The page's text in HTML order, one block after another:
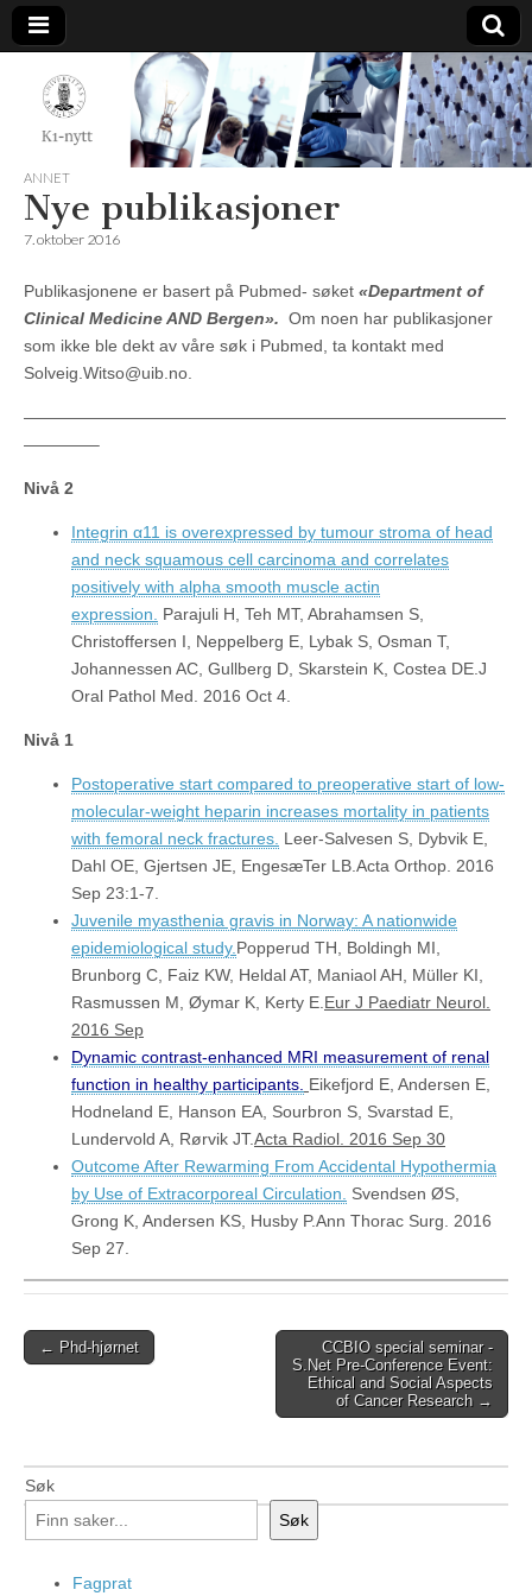
K1-
Nytt
ANNET
Nye publikasjoner
7. oktober 2016
Publikasjonene er basert på Pubmed- søket «Department of
Clinical Medicine AND Bergen». Om noen har publikasjoner
som ikke ble dekt av våre søk i Pubmed, ta kontakt med
Solveig.Witso@uib.no.
—————————————————————————————
————–
Nivå 2
Integrin α11 is overexpressed by tumour stroma of head
and neck squamous cell carcinoma and correlates
positively with alpha smooth muscle actin
expression. Parajuli H, Teh MT, Abrahamsen S,
Christoffersen I, Neppelberg E, Lybak S, Osman T,
Johannessen AC, Gullberg D, Skarstein K, Costea DE.J
Oral Pathol Med. 2016 Oct 4.
Nivå 1
Postoperative start compared to preoperative start of low-
molecular-weight heparin increases mortality in patients
with femoral neck fractures. Leer-Salvesen S, Dybvik E,
Dahl OE, Gjertsen JE, EngesæTer LB.Acta Orthop. 2016
Sep 23:1-7.
Juvenile myasthenia gravis in Norway: A nationwide
epidemiological study.Popperud TH, Boldingh MI,
Brunborg C, Faiz KW, Heldal AT, Maniaol AH, Müller KI,
Rasmussen M, Øymar K, Kerty E.Eur J Paediatr Neurol.
2016 Sep
Dynamic contrast-enhanced MRI measurement of renal
function in healthy participants. Eikefjord E, Andersen E,
Hodneland E, Hanson EA, Sourbron S, Svarstad E,
Lundervold A, Rørvik JT.Acta Radiol. 2016 Sep 30
Outcome After Rewarming From Accidental Hypothermia
by Use of Extracorporeal Circulation. Svendsen ØS,
Grong K, Andersen KS, Husby P.Ann Thorac Surg. 2016
Sep 27.
Post
← Phd-hjørnet
CCBIO special seminar -
S.Net Pre-Conference Event:
Ethical and Social Aspects
of Cancer Research →
Søk
Søk
Fagprat